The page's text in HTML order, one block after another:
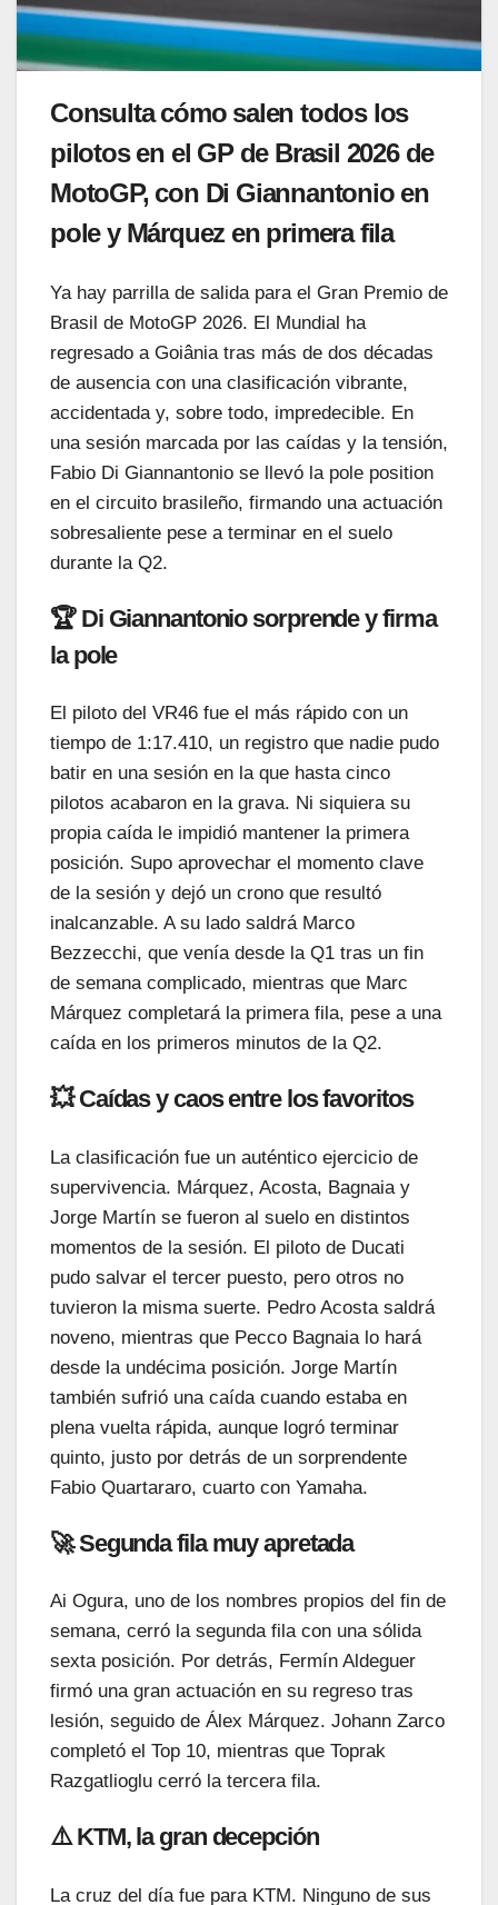
Consulta cómo salen todos los
pilotos en el GP de Brasil 2026 de
MotoGP, con Di Giannantonio en
pole y Márquez en primera fila
Ya hay parrilla de salida para el Gran Premio de
Brasil de MotoGP 2026. El Mundial ha
regresado a Goiânia tras más de dos décadas
de ausencia con una clasificación vibrante,
accidentada y, sobre todo, impredecible. En
una sesión marcada por las caídas y la tensión,
Fabio Di Giannantonio se llevó la pole position
en el circuito brasileño, firmando una actuación
sobresaliente pese a terminar en el suelo
durante la Q2.
🏆 Di Giannantonio sorprende y firma
la pole
El piloto del VR46 fue el más rápido con un
tiempo de 1:17.410, un registro que nadie pudo
batir en una sesión en la que hasta cinco
pilotos acabaron en la grava. Ni siquiera su
propia caída le impidió mantener la primera
posición. Supo aprovechar el momento clave
de la sesión y dejó un crono que resultó
inalcanzable. A su lado saldrá Marco
Bezzecchi, que venía desde la Q1 tras un fin
de semana complicado, mientras que Marc
Márquez completará la primera fila, pese a una
caída en los primeros minutos de la Q2.
💥 Caídas y caos entre los favoritos
La clasificación fue un auténtico ejercicio de
supervivencia. Márquez, Acosta, Bagnaia y
Jorge Martín se fueron al suelo en distintos
momentos de la sesión. El piloto de Ducati
pudo salvar el tercer puesto, pero otros no
tuvieron la misma suerte. Pedro Acosta saldrá
noveno, mientras que Pecco Bagnaia lo hará
desde la undécima posición. Jorge Martín
también sufrió una caída cuando estaba en
plena vuelta rápida, aunque logró terminar
quinto, justo por detrás de un sorprendente
Fabio Quartararo, cuarto con Yamaha.
🚀 Segunda fila muy apretada
Ai Ogura, uno de los nombres propios del fin de
semana, cerró la segunda fila con una sólida
sexta posición. Por detrás, Fermín Aldeguer
firmó una gran actuación en su regreso tras
lesión, seguido de Álex Márquez. Johann Zarco
completó el Top 10, mientras que Toprak
Razgatlioglu cerró la tercera fila.
⚠️ KTM, la gran decepción
La cruz del día fue para KTM. Ninguno de sus